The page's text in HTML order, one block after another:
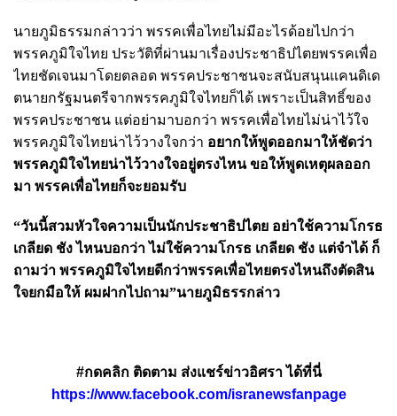
นายภูมิธรรมกล่าวว่า พรรคเพื่อไทยไม่มีอะไรด้อยไปกว่า
พรรคภูมิใจไทย ประวัติที่ผ่านมาเรื่องประชาธิปไตยพรรคเพื่อ
ไทยชัดเจนมาโดยตลอด พรรคประชาชนจะสนับสนุนแคนดิเด
ตนายกรัฐมนตรีจากพรรคภูมิใจไทยก็ได้ เพราะเป็นสิทธิ์ของ
พรรคประชาชน แต่อย่ามาบอกว่า พรรคเพื่อไทยไม่น่าไว้ใจ
พรรคภูมิใจไทยน่าไว้วางใจกว่า อยากให้พูดออกมาให้ชัดว่า
พรรคภูมิใจไทยน่าไว้วางใจอยู่ตรงไหน ขอให้พูดเหตุผลออก
มา พรรคเพื่อไทยก็จะยอมรับ
“วันนี้สวมหัวใจความเป็นนักประชาธิปไตย อย่าใช้ความโกรธ
เกลียด ชัง ไหนบอกว่า ไม่ใช้ความโกรธ เกลียด ชัง แต่จำได้ ก็
ถามว่า พรรคภูมิใจไทยดีกว่าพรรคเพื่อไทยตรงไหนถึงตัดสิน
ใจยกมือให้ ผมฝากไปถาม”นายภูมิธรรกล่าว
#กดคลิก ติดตาม ส่งแชร์ข่าวอิศรา ได้ที่นี่
https://www.facebook.com/isranewsfanpage